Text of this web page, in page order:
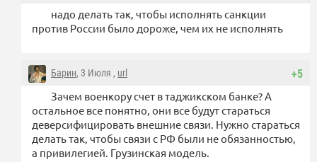
надо делать так, чтобы исполнять санкции
против России было дороже, чем их не исполнять
+5
Барин, 3 Июля , url
Зачем военкору счет в таджикском банке? А
остальное все понятно, они все будут стараться
деверсифицировать внешние связи. Нужно стараться
делать так, чтобы связи с РФ были не обязанностью,
а привилегией. Грузинская модель.